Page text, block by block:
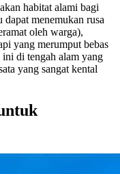
habitat alami bagi
menemukan rusa
oleh warga),
yang merumput bebas
di tengah alam yang
yang sangat kental